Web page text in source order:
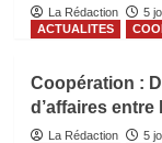
La Rédaction
5
ACTUALITES
Coopération :
d’affaires entre
La Rédaction
5